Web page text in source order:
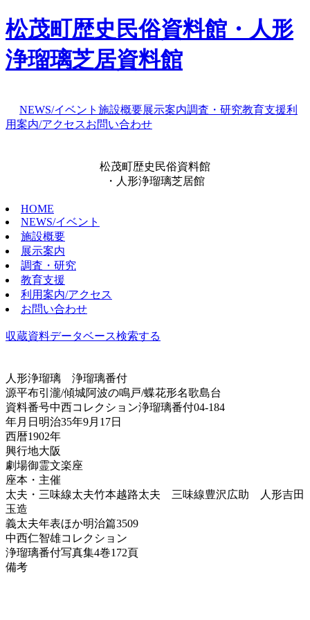
松茂町歴史民俗資料館・人形
浄瑠璃芝居資料館
NEWS/イベント 施設概要展示案内調査・研究教育支援利
用案内/アクセスお問い合わせ
松茂町歴史民俗資料館
・人形浄瑠璃芝居館
HOME
NEWS/イベント
施設概要
展示案内
調査・研究
教育支援
利用案内/アクセス
お問い合わせ
収蔵資料データベース検索する
人形浄瑠璃 浄瑠璃番付
源平布引瀧/傾城阿波の鳴戸/蝶花形名歌島台
資料番号中西コレクション浄瑠璃番付04-184
年月日 明治35年9月17日
西暦1902年
興行地大阪
劇場御霊文楽座
座本・主催
太夫・三味線太夫竹本越路太夫 三味線豊沢広助 人形吉田
玉造
義太夫年表ほか明治篇3509
中西仁智雄コレクション
浄瑠璃番付写真集4巻172頁
備考